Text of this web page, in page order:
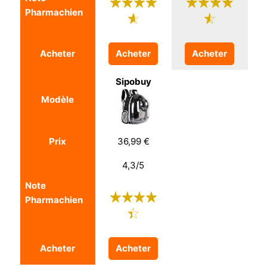
Pharmachien
Acheter Acheter Acheter
Modèle
Sipobuy
Prix 36,99 €
Note
Pharmachien
4,3/5
Acheter Acheter